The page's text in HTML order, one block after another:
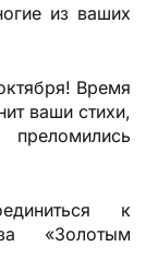
из ваших
Время
ваши стихи,
к
«Золотым